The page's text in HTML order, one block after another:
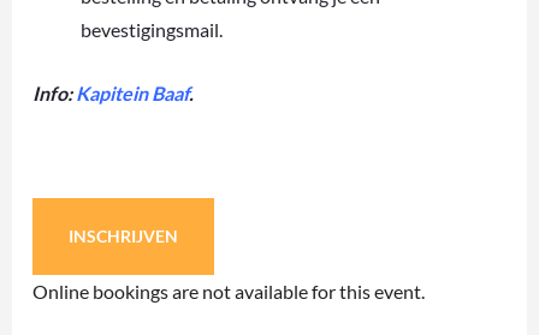
bevestigingsmail.
Info:Kapitein Baaf.
INSCHRIJVEN
Online bookings are not available for this event.